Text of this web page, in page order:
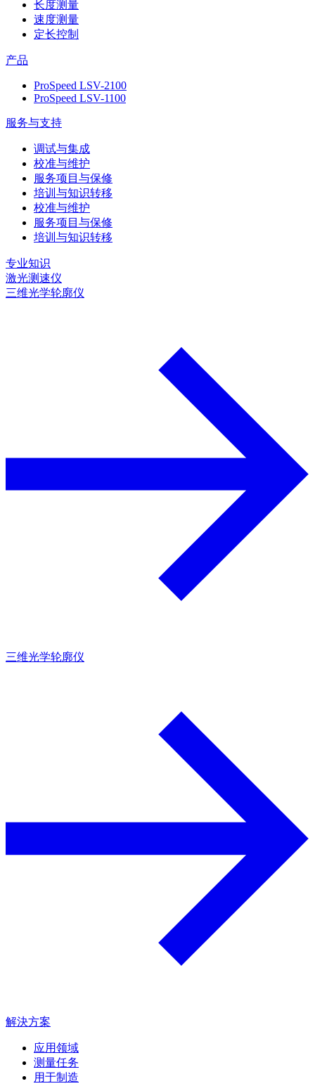
长度测量
速度测量
定长控制
产品
ProSpeed LSV-2100
ProSpeed LSV-1100
服务与支持
调试与集成
校准与维护
服务项目与保修
培训与知识转移
校准与维护
服务项目与保修
培训与知识转移
专业知识
激光测速仪
三维光学轮廓仪
三维光学轮廓仪
解決方案
应用领域
测量任务
用于制造